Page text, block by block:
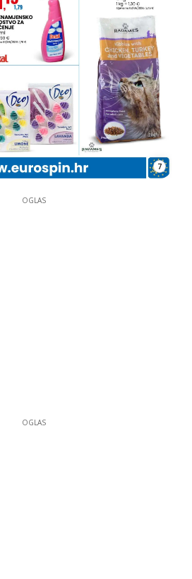
7
OGLAS
OGLAS